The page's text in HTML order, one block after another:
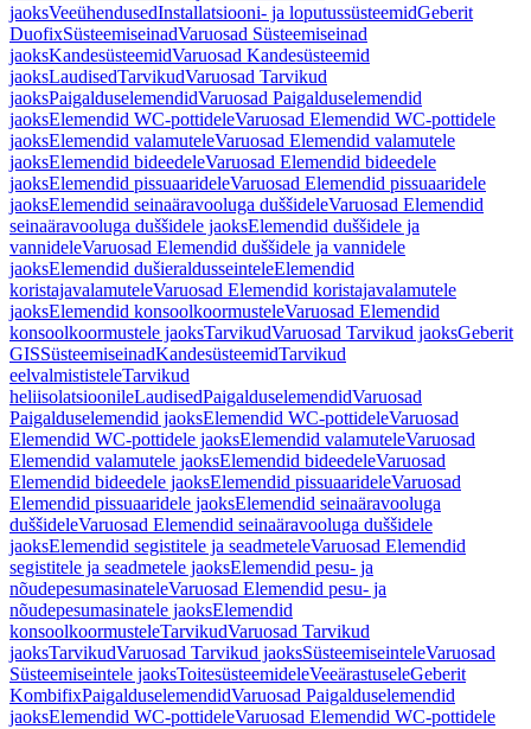
jaoksVeeühendusedInstallatsiooni- ja loputussüsteemidGeberit
DuofixSüsteemiseinadVaruosad Süsteemiseinad
jaoksKandesüsteemidVaruosad Kandesüsteemid
jaoksLaudisedTarvikudVaruosad Tarvikud
jaoksPaigalduselemendidVaruosad Paigalduselemendid
jaoksElemendid WC-pottideleVaruosad Elemendid WC-pottidele
jaoksElemendid valamuteleVaruosad Elemendid valamutele
jaoksElemendid bideedeleVaruosad Elemendid bideedele
jaoksElemendid pissuaarideleVaruosad Elemendid pissuaaridele
jaoksElemendid seinaäravooluga duššideleVaruosad Elemendid
seinaäravooluga duššidele jaoksElemendid duššidele ja
vannideleVaruosad Elemendid duššidele ja vannidele
jaoksElemendid dušieraldusseinteleElemendid
koristajavalamuteleVaruosad Elemendid koristajavalamutele
jaoksElemendid konsoolkoormusteleVaruosad Elemendid
konsoolkoormustele jaoksTarvikudVaruosad Tarvikud jaoksGeberit
GISSüsteemiseinadKandesüsteemidTarvikud
eelvalmististeleTarvikud
heliisolatsioonileLaudisedPaigalduselemendidVaruosad
Paigalduselemendid jaoksElemendid WC-pottideleVaruosad
Elemendid WC-pottidele jaoksElemendid valamuteleVaruosad
Elemendid valamutele jaoksElemendid bideedeleVaruosad
Elemendid bideedele jaoksElemendid pissuaarideleVaruosad
Elemendid pissuaaridele jaoksElemendid seinaäravooluga
duššideleVaruosad Elemendid seinaäravooluga duššidele
jaoksElemendid segistitele ja seadmeteleVaruosad Elemendid
segistitele ja seadmetele jaoksElemendid pesu- ja
nõudepesumasinateleVaruosad Elemendid pesu- ja
nõudepesumasinatele jaoksElemendid
konsoolkoormusteleTarvikudVaruosad Tarvikud
jaoksTarvikudVaruosad Tarvikud jaoksSüsteemiseinteleVaruosad
Süsteemiseintele jaoksToitesüsteemideleVeeärastuseleGeberit
KombifixPaigalduselemendidVaruosad Paigalduselemendid
jaoksElemendid WC-pottideleVaruosad Elemendid WC-pottidele